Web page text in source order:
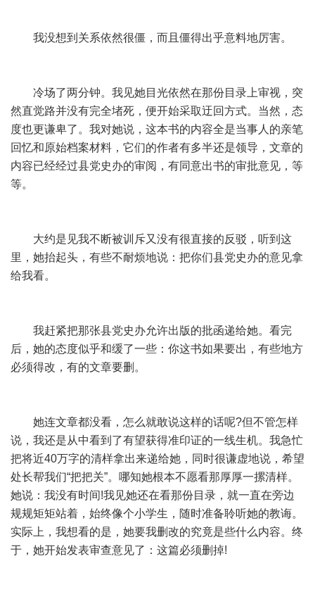
我没想到关系依然很僵，而且僵得出乎意料地厉害。
冷场了两分钟。我见她目光依然在那份目录上审视，突
然直觉路并没有完全堵死，便开始采取迂回方式。当然，态
度也更谦卑了。我对她说，这本书的内容全是当事人的亲笔
回忆和原始档案材料，它们的作者有多半还是领导，文章的
内容已经经过县党史办的审阅，有同意出书的审批意见，等
等。
大约是见我不断被训斥又没有很直接的反驳，听到这
里，她抬起头，有些不耐烦地说：把你们县党史办的意见拿
给我看。
我赶紧把那张县党史办允许出版的批函递给她。看完
后，她的态度似乎和缓了一些：你这书如果要出，有些地方
必须得改，有的文章要删。
她连文章都没看，怎么就敢说这样的话呢?但不管怎样
说，我还是从中看到了有望获得准印证的一线生机。我急忙
把将近40万字的清样拿出来递给她，同时很谦虚地说，希望
处长帮我们“把把关”。哪知她根本不愿看那厚厚一摞清样。
她说：我没有时间!我见她还在看那份目录，就一直在旁边
规规矩矩站着，始终像个小学生，随时准备聆听她的教诲。
实际上，我想看的是，她要我删改的究竟是些什么内容。终
于，她开始发表审查意见了：这篇必须删掉!